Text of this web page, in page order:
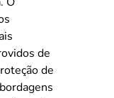
de
de